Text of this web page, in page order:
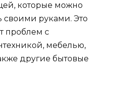
которые можно
своими руками. Это
проблем с
мебелью,
другие бытовые